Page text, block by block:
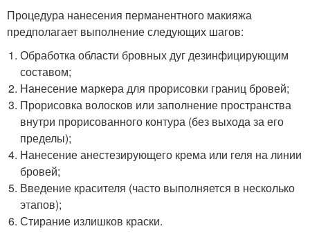
Процедура нанесения перманентного макияжа
предполагает выполнение следующих шагов:
Обработка области бровных дуг дезинфицирующим
составом;
Нанесение маркера для прорисовки границ бровей;
Прорисовка волосков или заполнение пространства
внутри прорисованного контура (без выхода за его
пределы);
Нанесение анестезирующего крема или геля на линии
бровей;
Введение красителя (часто выполняется в несколько
этапов);
Стирание излишков краски.